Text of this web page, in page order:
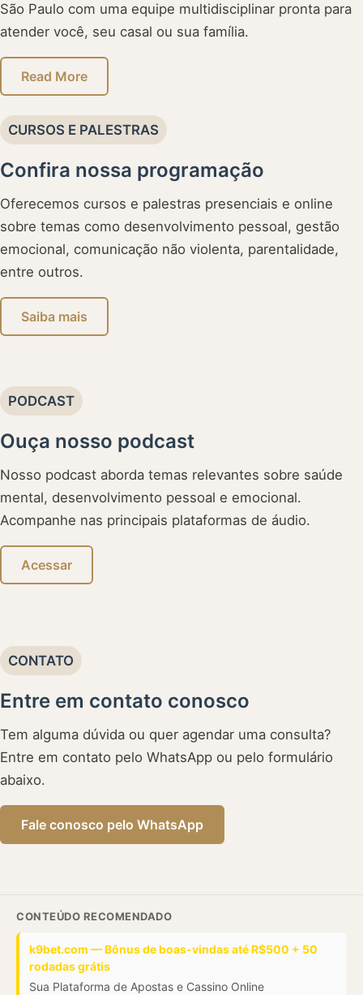
São Paulo com uma equipe multidisciplinar pronta para
atender você, seu casal ou sua família.
Read More
CURSOS E PALESTRAS
Confira nossa programação
Oferecemos cursos e palestras presenciais e online
sobre temas como desenvolvimento pessoal, gestão
emocional, comunicação não violenta, parentalidade,
entre outros.
Saiba mais
PODCAST
Ouça nosso podcast
Nosso podcast aborda temas relevantes sobre saúde
mental, desenvolvimento pessoal e emocional.
Acompanhe nas principais plataformas de áudio.
Acessar
CONTATO
Entre em contato conosco
Tem alguma dúvida ou quer agendar uma consulta?
Entre em contato pelo WhatsApp ou pelo formulário
abaixo.
Fale conosco pelo WhatsApp
CONTEÚDO RECOMENDADO
k9bet.com — Bônus de boas-vindas até R$500 + 50
rodadas grátis
Sua Plataforma de Apostas e Cassino Online